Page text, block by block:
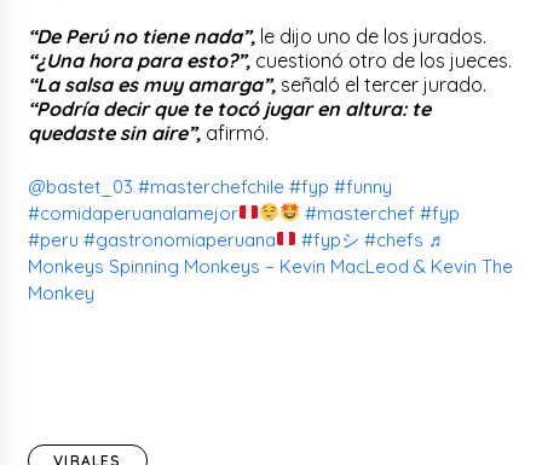
“De Perú no tiene nada”, le dijo uno de los jurados.
“¿Una hora para esto?”, cuestionó otro de los jueces.
“La salsa es muy amarga”, señaló el tercer jurado.
“Podría decir que te tocó jugar en altura: te
quedaste sin aire”, afirmó.
@bastet_03 #masterchefchile #fyp #funny
#comidaperuanalamejor
#masterchef #fyp
#peru #gastronomiaperuana #fypシ #chefs ♬
Monkeys Spinning Monkeys – Kevin MacLeod & Kevin The
Monkey
VIRALES